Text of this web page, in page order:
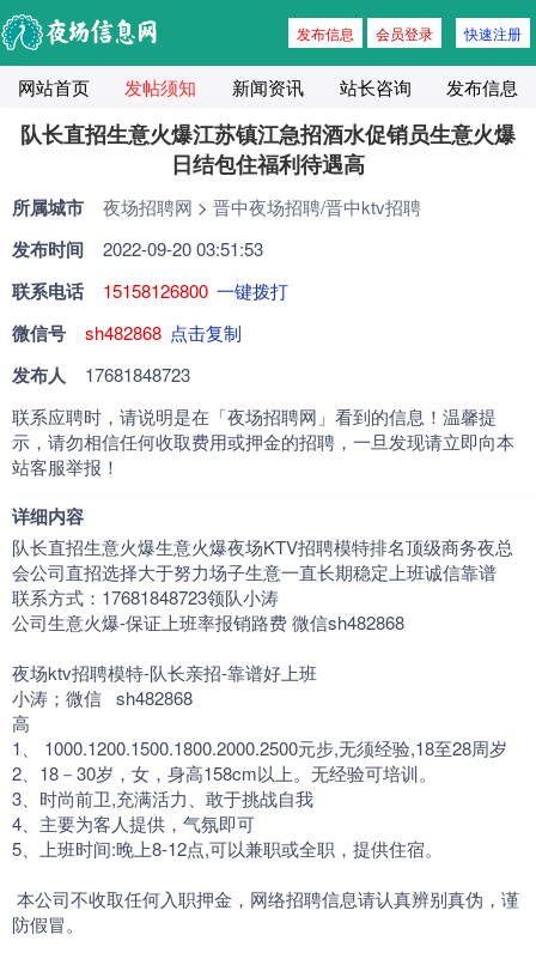
发布信息 会员登录 快速注册
网站首页 发帖须知 新闻资讯 站长咨询 发布信息
队长直招生意火爆江苏镇江急招酒水促销员生意火爆
日结包住福利待遇高
所属城市 夜场招聘网 > 晋中夜场招聘/晋中ktv招聘
发布时间 2022-09-20 03:51:53
联系电话 15158126800 一键拨打
微信号 sh482868 点击复制
发布人 17681848723
联系应聘时，请说明是在「夜场招聘网」看到的信息！温馨提
示，请勿相信任何收取费用或押金的招聘，一旦发现请立即向本
站客服举报！
详细内容
队长直招生意火爆生意火爆夜场KTV招聘模特排名顶级商务夜总
会公司直招选择大于努力场子生意一直长期稳定上班诚信靠谱
联系方式：17681848723领队小涛
公司生意火爆-保证上班率报销路费 微信sh482868
夜场ktv招聘模特-队长亲招-靠谱好上班
小涛；微信 sh482868
高
1、 1000.1200.1500.1800.2000.2500元步,无须经验,18至28周岁
2、18－30岁，女，身高158cm以上。无经验可培训。
3、时尚前卫,充满活力、敢于挑战自我
4、主要为客人提供，气氛即可
5、上班时间:晚上8-12点,可以兼职或全职，提供住宿。
本公司不收取任何入职押金，网络招聘信息请认真辨别真伪，谨
防假冒。